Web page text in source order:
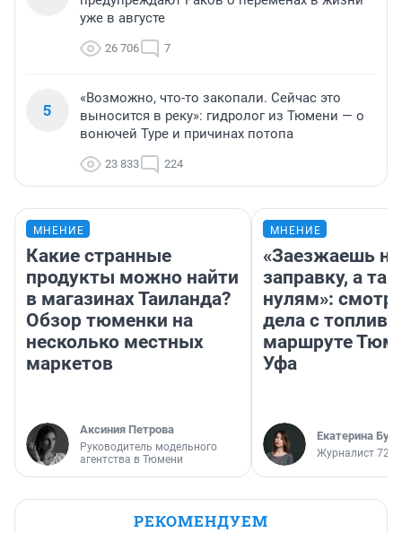
уже в августе
26 706 7
5
«Возможно, что-то закопали. Сейчас это
выносится в реку»: гидролог из Тюмени — о
вонючей Туре и причинах потопа
23 833 224
МНЕНИЕ
Какие странные
продукты можно найти
в магазинах Таиланда?
Обзор тюменки на
несколько местных
маркетов
Аксиния Петрова
Руководитель модельного
агентства в Тюмени
МНЕНИЕ
«Заезжаешь на
заправку, а
нулям»:
дела с
маршруте
Уфа
Екатерина
Журналист
РЕКОМЕНДУЕМ